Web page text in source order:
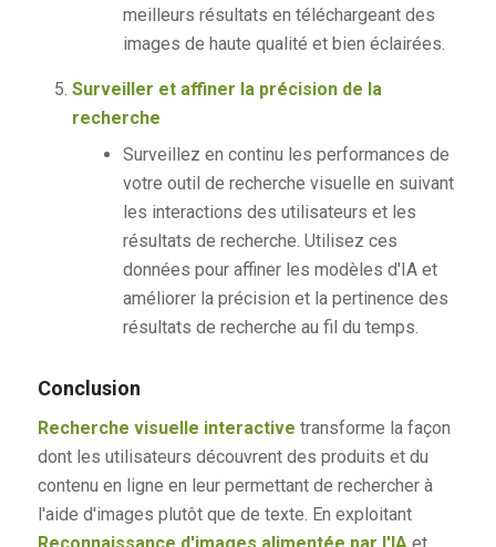
meilleurs résultats en téléchargeant des
images de haute qualité et bien éclairées.
Surveiller et affiner la précision de la
recherche
Surveillez en continu les performances de
votre outil de recherche visuelle en suivant
les interactions des utilisateurs et les
résultats de recherche. Utilisez ces
données pour affiner les modèles d'IA et
améliorer la précision et la pertinence des
résultats de recherche au fil du temps.
Conclusion
Recherche visuelle interactive transforme la façon
dont les utilisateurs découvrent des produits et du
contenu en ligne en leur permettant de rechercher à
l'aide d'images plutôt que de texte. En exploitant
Reconnaissance d'images alimentée par l'IA et